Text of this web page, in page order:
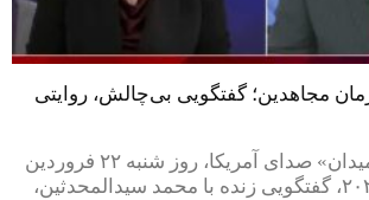
مجاهدین؛ گفتگویی بی‌چالش، روایتی
حنیف حیدرنژاد- «میدان» صدای آمریکا، روز شنبه ۲۲ فروردین
۱۴۰۵ / ۱۱ آوریل ۲۰۲۶، گفتگویی زنده با محمد سیدالمحدثین،